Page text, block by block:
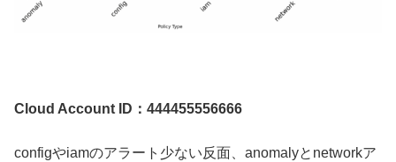
Cloud Account ID：444455556666
configやiamのアラート少ない反面、anomalyとnetworkア